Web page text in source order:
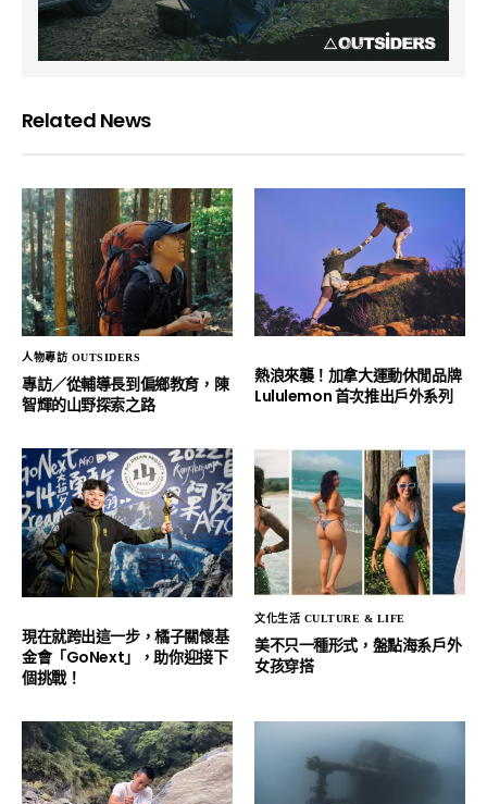
Related News
人物專訪 OUTSIDERS
專訪／從輔導長到偏鄉教育，陳
智輝的山野探索之路
熱浪來襲！加拿大運動休閒品牌
Lululemon 首次推出戶外系列
現在就跨出這一步，橘子關懷基
金會「GoNext」，助你迎接下
個挑戰！
文化生活 CULTURE & LIFE
美不只一種形式，盤點海系戶外
女孩穿搭